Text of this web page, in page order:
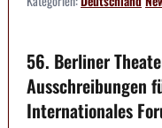
56. Berliner
Ausschreibungen
Internationales